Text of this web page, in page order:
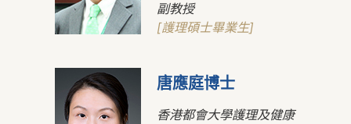
副教授
[護理碩士畢業生]
唐應庭博士
香港都會大學護理及健康